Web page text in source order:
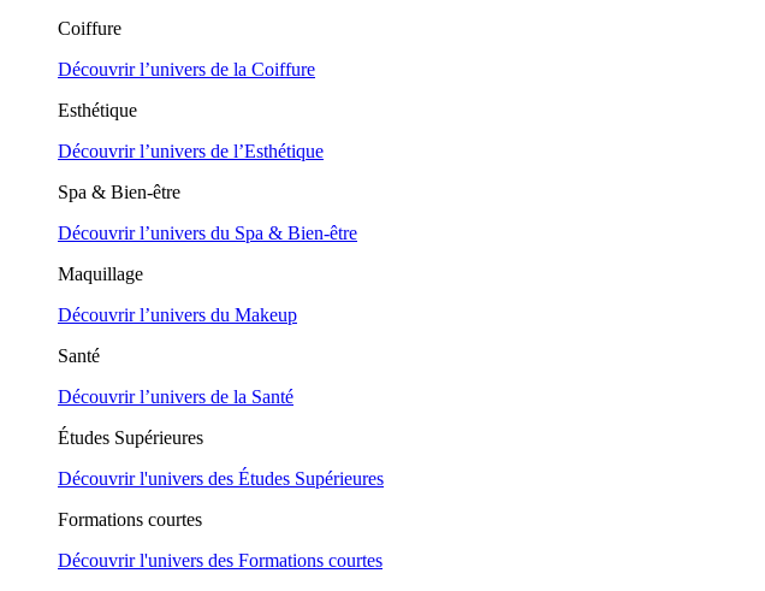
Coiffure
Découvrir l’univers de la Coiffure
Esthétique
Découvrir l’univers de l’Esthétique
Spa & Bien-être
Découvrir l’univers du Spa & Bien-être
Maquillage
Découvrir l’univers du Makeup
Santé
Découvrir l’univers de la Santé
Études Supérieures
Découvrir l'univers des Études Supérieures
Formations courtes
Découvrir l'univers des Formations courtes